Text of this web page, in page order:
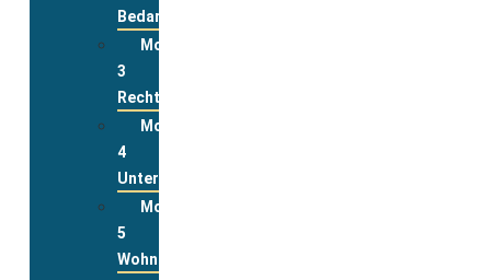
Bedarfslagen
Modul
3
Rechte
Modul
4
Unterstützungsleistungen
Modul
5
Wohnen